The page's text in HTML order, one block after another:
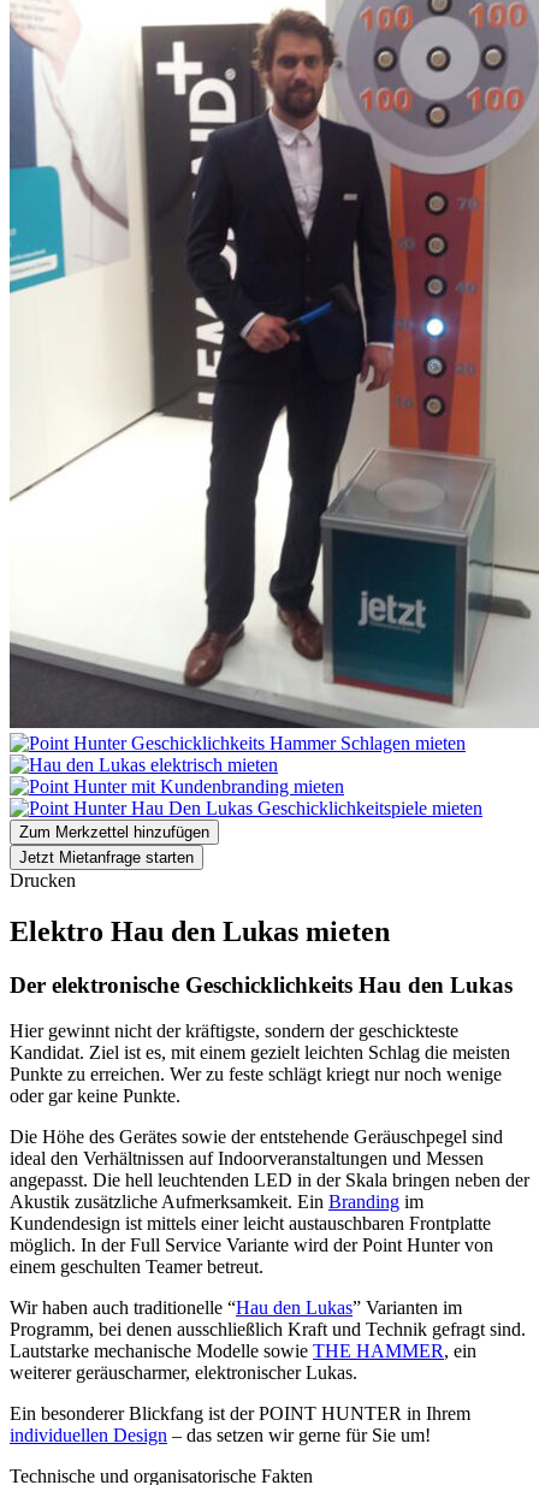
Zum Merkzettel hinzufügen
Jetzt Mietanfrage starten
Drucken
Elektro Hau den Lukas mieten
Der elektronische Geschicklichkeits Hau den Lukas
Hier gewinnt nicht der kräftigste, sondern der geschickteste
Kandidat. Ziel ist es, mit einem gezielt leichten Schlag die meisten
Punkte zu erreichen. Wer zu feste schlägt kriegt nur noch wenige
oder gar keine Punkte.
Die Höhe des Gerätes sowie der entstehende Geräuschpegel sind
ideal den Verhältnissen auf Indoorveranstaltungen und Messen
angepasst. Die hell leuchtenden LED in der Skala bringen neben der
Akustik zusätzliche Aufmerksamkeit. Ein Branding im
Kundendesign ist mittels einer leicht austauschbaren Frontplatte
möglich. In der Full Service Variante wird der Point Hunter von
einem geschulten Teamer betreut.
Wir haben auch traditionelle “Hau den Lukas” Varianten im
Programm, bei denen ausschließlich Kraft und Technik gefragt sind.
Lautstarke mechanische Modelle sowie THE HAMMER, ein
weiterer geräuscharmer, elektronischer Lukas.
Ein besonderer Blickfang ist der POINT HUNTER in Ihrem
individuellen Design – das setzen wir gerne für Sie um!
Technische und organisatorische Fakten